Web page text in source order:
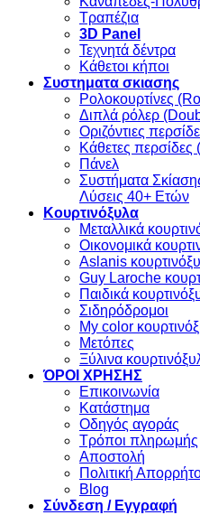
Τραπέζια
3D Panel
Τεχνητά δέντρα
Κάθετοι κήποι
Συστηματα σκιασης
Ρολοκουρτίνες
Διπλά ρόλερ
Οριζόντιες
Κάθετες περσίδες
Πάνελ
Συστήματα
Λύσεις 40+ Ετών
Κουρτινόξυλα
Μεταλλικά
Οικονομικά
Aslanis
Guy Laroche
Παιδικά
Σιδηρόδρομοι
My color
Μετόπες
Ξύλινα
ΌΡΟΙ ΧΡΗΣΗΣ
Επικοινωνία
Κατάστημα
Οδηγός αγοράς
Τρόποι πληρωμής
Αποστολή
Πολιτική
Blog
Σύνδεση / Εγγραφή